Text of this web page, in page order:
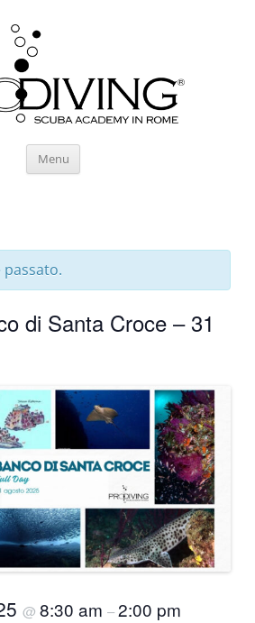
Menu Vai
passato.
di Santa Croce – 31
@8:30 am–2:00 pm